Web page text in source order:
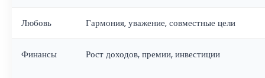
Любовь Гармония, уважение, совместные цели
Финансы Рост доходов, премии, инвестиции